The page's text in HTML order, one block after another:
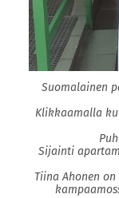
Suomalainen
Klikkaamalla
Sijainti
Tiina Ahonen